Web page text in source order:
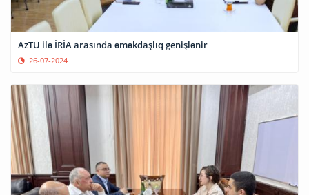
AzTU ilə İRİA arasında əməkdaşlıq genişlənir
26-07-2024